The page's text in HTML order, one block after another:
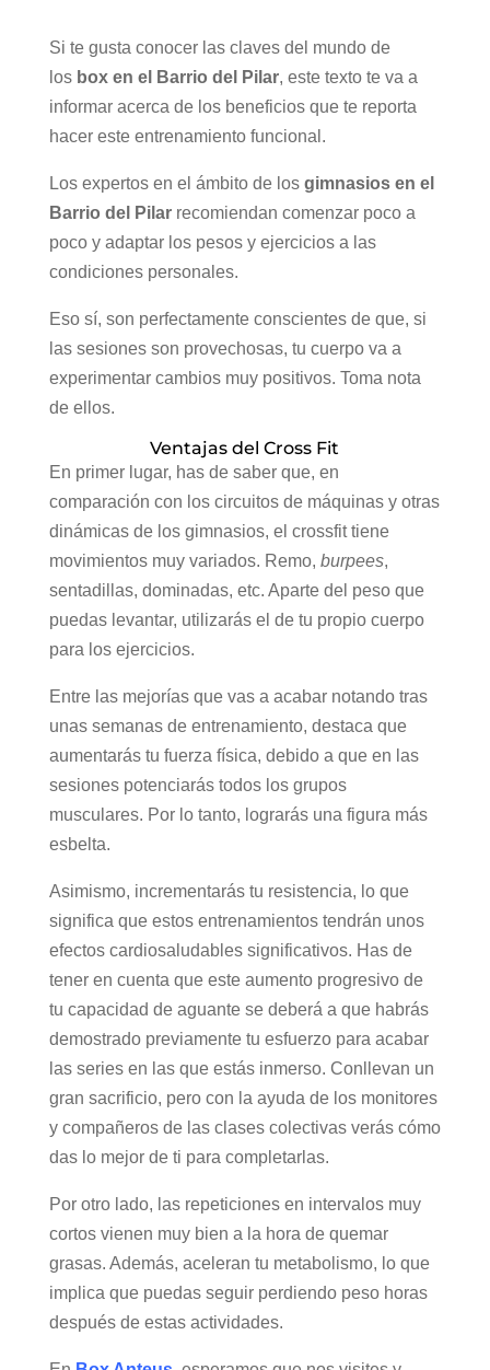
Si te gusta conocer las claves del mundo de
los box en el Barrio del Pilar, este texto te va a
informar acerca de los beneficios que te reporta
hacer este entrenamiento funcional.
Los expertos en el ámbito de los gimnasios en el
Barrio del Pilarrecomiendan comenzar poco a
poco y adaptar los pesos y ejercicios a las
condiciones personales.
Eso sí, son perfectamente conscientes de que, si
las sesiones son provechosas, tu cuerpo va a
experimentar cambios muy positivos. Toma nota
de ellos.
Ventajas del Cross Fit
En primer lugar, has de saber que, en
comparación con los circuitos de máquinas y otras
dinámicas de los gimnasios, el crossfit tiene
movimientos muy variados. Remo, burpees,
sentadillas, dominadas, etc. Aparte del peso que
puedas levantar, utilizarás el de tu propio cuerpo
para los ejercicios.
Entre las mejorías que vas a acabar notando tras
unas semanas de entrenamiento, destaca que
aumentarás tu fuerza física, debido a que en las
sesiones potenciarás todos los grupos
musculares. Por lo tanto, lograrás una figura más
esbelta.
Asimismo, incrementarás tu resistencia, lo que
significa que estos entrenamientos tendrán unos
efectos cardiosaludables significativos. Has de
tener en cuenta que este aumento progresivo de
tu capacidad de aguante se deberá a que habrás
demostrado previamente tu esfuerzo para acabar
las series en las que estás inmerso. Conllevan un
gran sacrificio, pero con la ayuda de los monitores
y compañeros de las clases colectivas verás cómo
das lo mejor de ti para completarlas.
Por otro lado, las repeticiones en intervalos muy
cortos vienen muy bien a la hora de quemar
grasas. Además, aceleran tu metabolismo, lo que
implica que puedas seguir perdiendo peso horas
después de estas actividades.